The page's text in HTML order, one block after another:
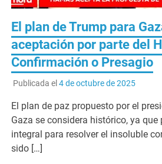
El plan de Trump para
aceptación por parte del
Confirmación o Presagio
Publicada el 4 de octubre de 2025
El plan de paz propuesto por el
Gaza se considera histórico, ya
integral para resolver el insoluble
sido […]